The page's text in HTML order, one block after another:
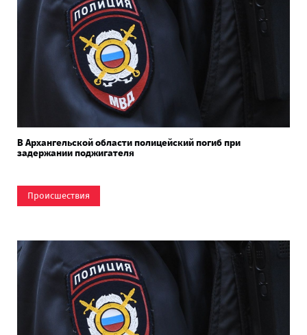
В Архангельской области полицейский погиб при
задержании поджигателя
Происшествия